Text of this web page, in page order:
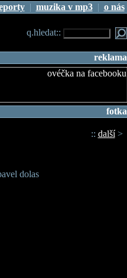
| muzika v mp3| o nás
q.hledat::
reklama
fotka
:: další>
dolas